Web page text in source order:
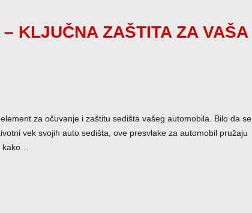
KLJUČNA ZAŠTITA ZA VAŠA
za očuvanje i zaštitu sedišta vašeg automobila. Bilo da se
vek svojih auto sedišta, ove presvlake za automobil pružaju